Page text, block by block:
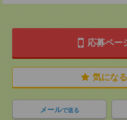
応募ペー
気になる
メールで送る